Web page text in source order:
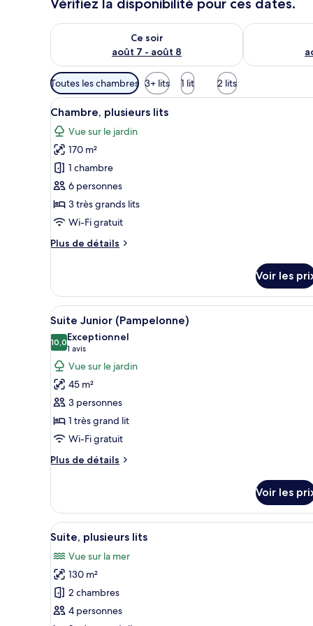
Ce soir
août 7 - août 8
Vérifier la disponibilité pour ce soir août 7 - août 8
Vérifier la
Filtres
disponibles
pour
les
chambres
Toutes les chambres 3+ lits 1 lit 2 lits
Afficher
toutes
les
photos
pour
ce
type
de
chambre :
Chambre,
Une piscine bordée de deux
9
Chambre, plusieurs lits
Vue sur le jardin
170 m²
1 chambre
6 personnes
3 très grands lits
Wi-Fi gratuit
Plus de détails
Plus
le
type
de
chambre
Chambre,
plusieurs
lits
Voir les
Afficher
toutes
les
photos
pour
ce
type
de
chambre :
Suite
Un jardin avec un espace
2
Suite Junior (Pampelonne)
10,010,0 sur 10
Exceptionnel
1 avis
(1 avis)
Vue sur le jardin
45 m²
3 personnes
1 très grand lit
Wi-Fi gratuit
Plus de détails
Plus
le
type
de
chambre
Suite
Junior
(Pampelonne)
Voir les
Afficher
toutes
les
photos
pour
ce
Une chambre d’hôtel avec
6
Suite, plusieurs lits
Vue sur la mer
130 m²
2 chambres
4 personnes